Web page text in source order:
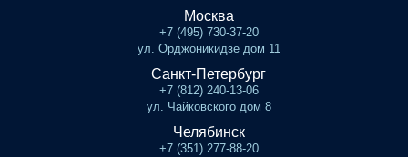
Москва
+7 (495) 730-37-20
ул. Орджоникидзе дом 11
Санкт-Петербург
+7 (812) 240-13-06
ул. Чайковского дом 8
Челябинск
+7 (351) 277-88-20